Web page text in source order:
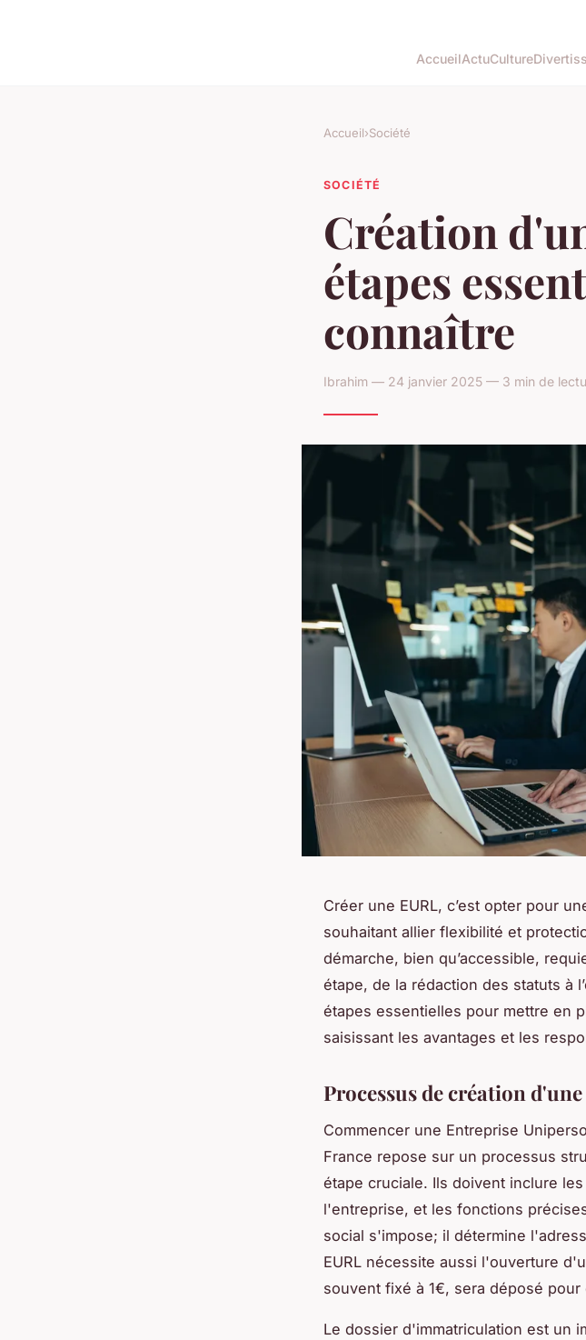
AccueilActuCulture
Accueil›Société
SOCIÉTÉ
Création
étapes
connaître
Ibrahim — 24 janvier 2025 — 3 min de
Créer une EURL, c’est opter pour
souhaitant allier flexibilité et
démarche, bien qu’accessible,
étape, de la rédaction des statuts à
étapes essentielles pour mettre en
saisissant les avantages et les
Processus de création
Commencer une Entreprise
France repose sur un processus
étape cruciale. Ils doivent inclure
l'entreprise, et les fonctions
social s'impose; il détermine
EURL nécessite aussi l'ouverture
souvent fixé à 1€, sera déposé
Le dossier d'immatriculation est un